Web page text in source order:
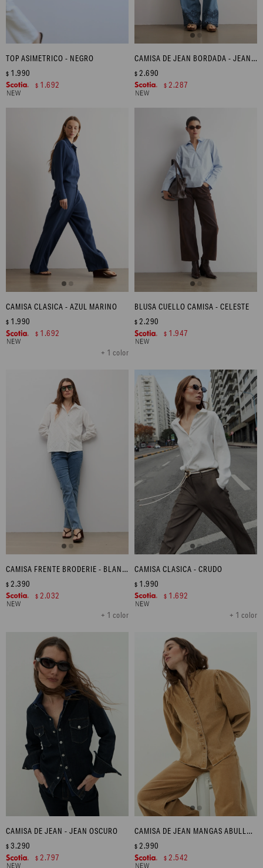
TOP ASIMETRICO - NEGRO
$ 1.990
$ 1.692
CAMISA DE JEAN BORDADA - JEAN MEDIO
$ 2.690
$ 2.287
CAMISA CLASICA - AZUL MARINO
+ 1 color
$ 1.990
$ 1.692
BLUSA CUELLO CAMISA - CELESTE
$ 2.290
$ 1.947
CAMISA FRENTE BRODERIE - BLANCO
+ 1 color
$ 2.390
$ 2.032
CAMISA CLASICA - CRUDO
+ 1 color
$ 1.990
$ 1.692
CAMISA DE JEAN - JEAN OSCURO
$ 3.290
$ 2.797
CAMISA DE JEAN MANGAS ABULLONADAS - TOSTADO
$ 2.990
$ 2.542